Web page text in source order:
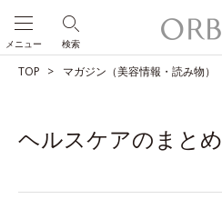
検索
メニュー
TOP マガジン（美容情報・読み物）
ヘルスケアのまとめ